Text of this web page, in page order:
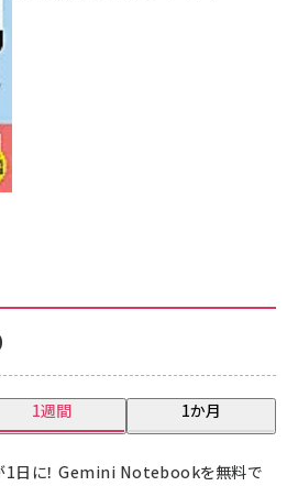
1週間 1か月
1日に！ Gemini Notebookを無料で